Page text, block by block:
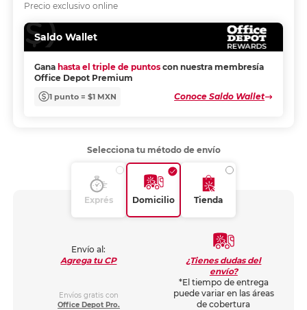
Precio exclusivo online
Saldo Wallet
Gana hasta el triple de puntos con nuestra membresía
Office Depot Premium
1 punto = $1 MXN Conoce Saldo Wallet
Selecciona tu método de envío
Exprés Domicilio Tienda
Envío al:
Agrega tu CP
Envíos gratis con
Office Depot Pro.
¿Tienes dudas del
envío?
*El tiempo de entrega
puede variar en las áreas
de cobertura